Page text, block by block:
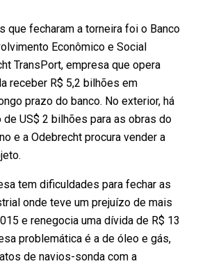
que fecharam a torneira foi o Banco
Econômico e Social
TransPort, empresa que opera
receber R$ 5,2 bilhões em
prazo do banco. No exterior, há
de US$ 2 bilhões para as obras do
e a Odebrecht procura vender a
tem dificuldades para fechar as
onde teve um prejuízo de mais
e renegocia uma dívida de R$ 13
problemática é a de óleo e gás,
de navios-sonda com a